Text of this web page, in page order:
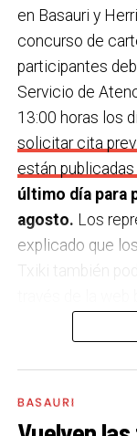
en Basauri y
concurso de
participantes
Servicio de
13:00 horas los
solicitar cita
están
último día para
agosto. Los
explicado que
Txiki también
El único
siguiente texto
BASAURI